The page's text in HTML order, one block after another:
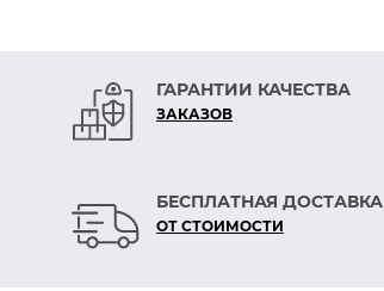
ГАРАНТИИ КАЧЕСТВА
ЗАКАЗОВ
БЕСПЛАТНАЯ ДОСТАВКА
ОТ СТОИМОСТИ